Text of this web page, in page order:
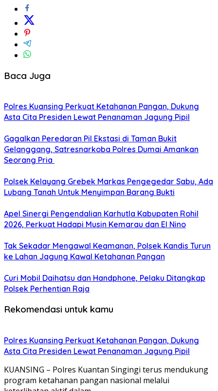
Baca Juga
Polres Kuansing Perkuat Ketahanan Pangan, Dukung
Asta Cita Presiden Lewat Penanaman Jagung Pipil
Gagalkan Peredaran Pil Ekstasi di Taman Bukit
Gelanggang, Satresnarkoba Polres Dumai Amankan
Seorang Pria
Polsek Kelayang Grebek Markas Pengegedar Sabu, Ada
Lubang Tanah Untuk Menyimpan Barang Bukti
Apel Sinergi Pengendalian Karhutla Kabupaten Rohil
2026, Perkuat Hadapi Musin Kemarau dan El Nino
Tak Sekadar Mengawal Keamanan, Polsek Kandis Turun
ke Lahan Jagung Kawal Ketahanan Pangan
Curi Mobil Daihatsu dan Handphone, Pelaku Ditangkap
Polsek Perhentian Raja
Rekomendasi untuk kamu
Polres Kuansing Perkuat Ketahanan Pangan, Dukung
Asta Cita Presiden Lewat Penanaman Jagung Pipil
KUANSING – Polres Kuantan Singingi terus mendukung
program ketahanan pangan nasional melalui